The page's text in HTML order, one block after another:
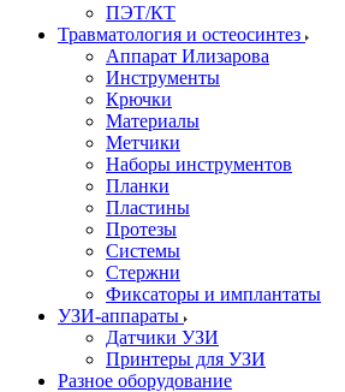
ПЭТ/КТ
Травматология и остеосинтез
Аппарат Илизарова
Инструменты
Крючки
Материалы
Метчики
Наборы инструментов
Планки
Пластины
Протезы
Системы
Стержни
Фиксаторы и имплантаты
УЗИ-аппараты
Датчики УЗИ
Принтеры для УЗИ
Разное оборудование